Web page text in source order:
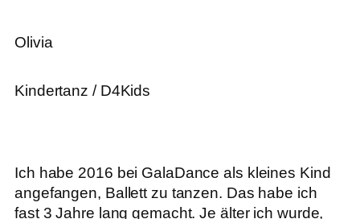
Olivia
Kindertanz / D4Kids
Ich habe 2016 bei GalaDance als kleines Kind
angefangen, Ballett zu tanzen. Das habe ich
fast 3 Jahre lang gemacht. Je älter ich wurde,